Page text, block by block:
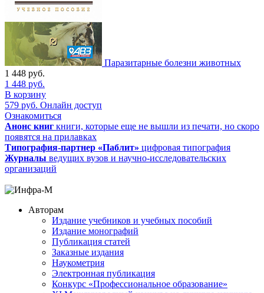
Паразитарные болезни животных
1 448 руб.
1 448 руб.
В корзину
579 руб. Онлайн доступ
Ознакомиться
Анонс книг книги, которые еще не вышли из печати, но скоро
появятся на прилавках
Типография-партнер «Паблит» цифровая типография
Журналы ведущих вузов и научно-исследовательских
организаций
Авторам
Издание учебников и учебных пособий
Издание монографий
Публикация статей
Заказные издания
Наукометрия
Электронная публикация
Конкурс «Профессиональное образование»